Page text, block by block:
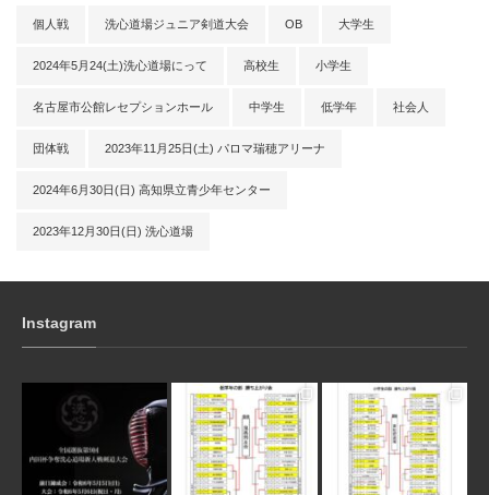
個人戦 洗心道場ジュニア剣道大会 OB 大学生
2024年5月24(土)洗心道場にって 高校生 小学生
名古屋市公館レセプションホール 中学生 低学年 社会人
団体戦 2023年11月25日(土) パロマ瑞穂アリーナ
2024年6月30日(日) 高知県立青少年センター
2023年12月30日(日) 洗心道場
Instagram
1月 31 1月 31